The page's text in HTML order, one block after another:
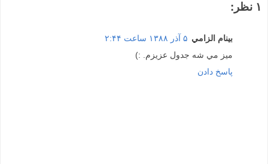
۱ نظر:
بينام الزامي ۵ آذر ۱۳۸۸ ساعت ۲:۴۴
ميز مي شه جدول عزيزم. :)
پاسخ دادن